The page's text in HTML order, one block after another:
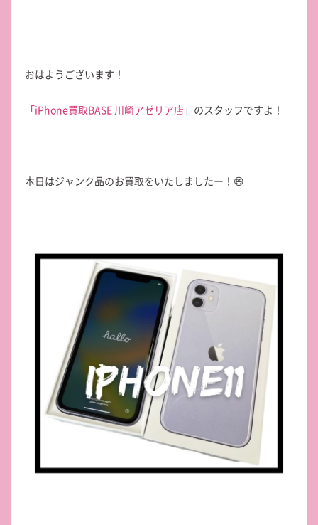
おはようございます！
「iPhone買取BASE 川崎アゼリア店」 のスタッフですよ！
本日はジャンク品のお買取をいたしましたー！😄